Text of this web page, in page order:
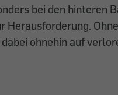
bei den hinteren
Herausforderung.
ohnehin auf